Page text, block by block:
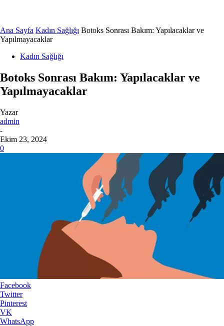
Ana Sayfa Kadın Sağlığı Botoks Sonrası Bakım: Yapılacaklar ve
Yapılmayacaklar
Kadın Sağlığı
Botoks Sonrası Bakım: Yapılacaklar ve
Yapılmayacaklar
Yazar
admin
-
Ekim 23, 2024
0
Facebook
Twitter
Pinterest
VK
WhatsApp